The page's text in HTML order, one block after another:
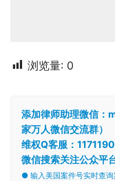
浏览量: 0
添加律师助理微信
家万人微信交流群）
维权Q客服：
微信搜索关注公众平
● 输入美国案件号实时查